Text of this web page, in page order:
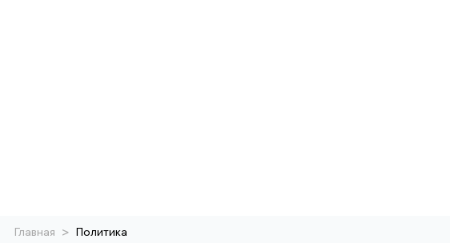
Главная > Политика